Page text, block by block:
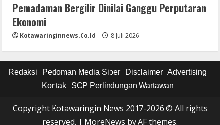
Pemadaman Bergilir Dinilai Ganggu Perputaran
Ekonomi
Kotawaringinnews.co.id 8 Juli 2026
Redaksi Pedoman Media Siber Disclaimer Advertising
Kontak
SOP Perlindungan Wartawan
Copyright Kotawaringin News 2017-2026 © All rights
reserved. | MoreNews by AF themes.